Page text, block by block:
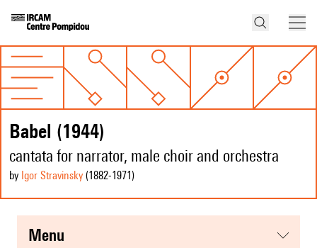
Babel (1944)
cantata for narrator, male choir and orchestra
by Igor Stravinsky (1882-1971 )
menu